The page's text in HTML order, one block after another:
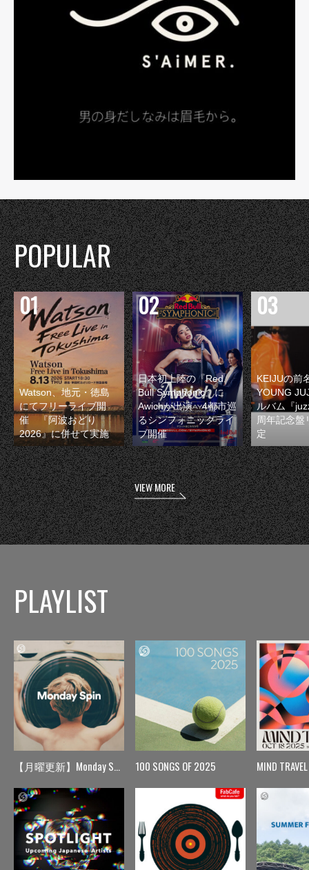
POPULAR
Watson、地元・徳島
にてフリーライブ開
催 『阿波おどり
2026』に併せて実施
日本初上陸の『Red
Bull Symphonic』に
Awichが出演 4都市巡
るシンフォニックライ
ブ開催
KEIJUの前
YOUNG
ルバム『
周年記念盤
定
VIEW MORE
PLAYLIST
【月曜更新】Monday Spin 100 SONGS OF 2025 MIND TRAVEL